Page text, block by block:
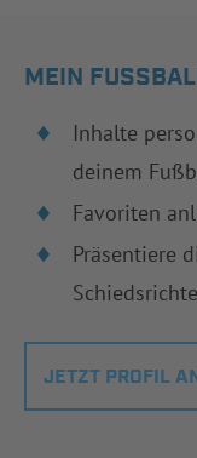
MEIN
Inhalte
deinem
Favoriten
Präsentiere
JETZT PROFIL